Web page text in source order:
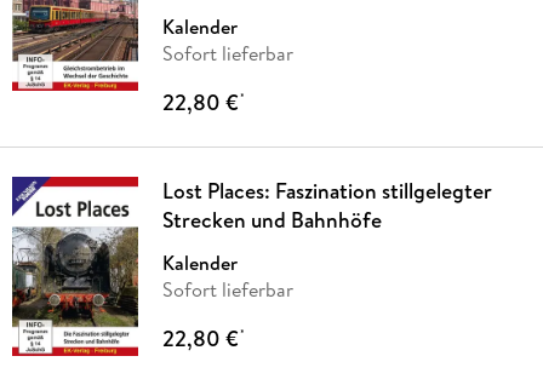
Kalender
Sofort lieferbar
22,80 €*
Lost Places: Faszination stillgelegter
Strecken und Bahnhöfe
Kalender
Sofort lieferbar
22,80 €*